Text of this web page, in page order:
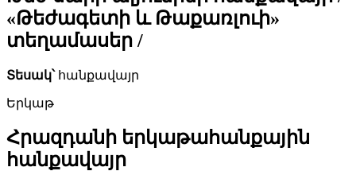
«Թեժագետի և Թաքառլուի»
տեղամասեր /
Տեսակ՝հանքավայր
Երկաթ
Հրազդանի երկաթահանքային
հանքավայր